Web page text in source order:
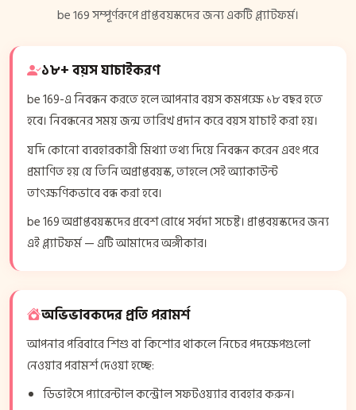
be 169 সম্পূর্ণরূপে প্রাপ্তবয়স্কদের জন্য একটি প্ল্যাটফর্ম।
১৮+ বয়স যাচাইকরণ
be 169-এ নিবন্ধন করতে হলে আপনার বয়স কমপক্ষে ১৮ বছর হতে
হবে। নিবন্ধনের সময় জন্ম তারিখ প্রদান করে বয়স যাচাই করা হয়।
যদি কোনো ব্যবহারকারী মিথ্যা তথ্য দিয়ে নিবন্ধন করেন এবং পরে
প্রমাণিত হয় যে তিনি অপ্রাপ্তবয়স্ক, তাহলে সেই অ্যাকাউন্ট
তাৎক্ষণিকভাবে বন্ধ করা হবে।
be 169 অপ্রাপ্তবয়স্কদের প্রবেশ রোধে সর্বদা সচেষ্ট। প্রাপ্তবয়স্কদের জন্য
এই প্ল্যাটফর্ম — এটি আমাদের অঙ্গীকার।
অভিভাবকদের প্রতি পরামর্শ
আপনার পরিবারে শিশু বা কিশোর থাকলে নিচের পদক্ষেপগুলো
নেওয়ার পরামর্শ দেওয়া হচ্ছে:
ডিভাইসে প্যারেন্টাল কন্ট্রোল সফটওয়্যার ব্যবহার করুন।